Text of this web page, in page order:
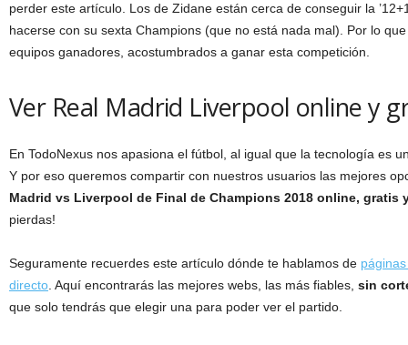
perder este artículo. Los de Zidane están cerca de conseguir la
hacerse con su sexta Champions (que no está nada mal). Por lo
equipos ganadores, acostumbrados a ganar esta competición.
Ver Real Madrid Liverpool online y
En TodoNexus nos apasiona el fútbol, al igual que la tecnología es
Y por eso queremos compartir con nuestros usuarios las mejores
Madrid vs Liverpool de Final de Champions 2018 online, gratis
pierdas!
Seguramente recuerdes este artículo dónde te hablamos de
directo. Aquí encontrarás las mejores webs, las más fiables, sin
que solo tendrás que elegir una para poder ver el partido.